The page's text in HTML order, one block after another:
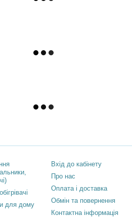
для дому
Вхід до кабінету
Про нас
Оплата і доставка
Обмін та повернення
Контактна інформація